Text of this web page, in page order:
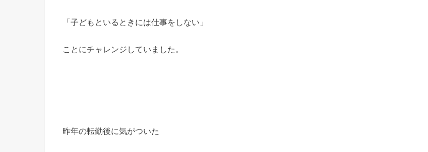
「子どもといるときには仕事をしない」
ことにチャレンジしていました。
昨年の転勤後に気がついた